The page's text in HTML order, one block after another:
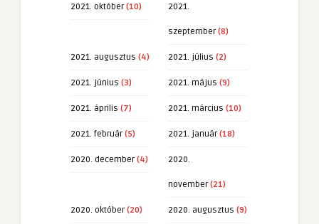
2021. október(10) 2021.
szeptember(8)
2021. augusztus (4) 2021. július (2)
2021. június (3) 2021. május (9)
2021. április (7) 2021. március (10)
2021. február(5) 2021. január(18)
2020. december(4) 2020.
november(21)
2020. október(20) 2020. augusztus (9)